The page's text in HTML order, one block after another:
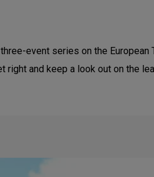
event series on the European
right and keep a look out on the